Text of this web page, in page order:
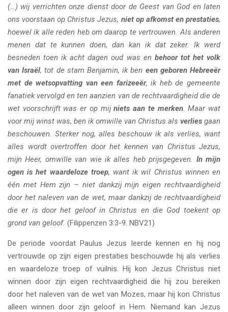
(…) wij verrichten onze dienst door de Geest van God en laten
ons voorstaan op Christus Jezus, niet op afkomst en prestaties,
hoewel ik alle reden heb om daarop te vertrouwen. Als anderen
menen dat te kunnen doen, dan kan ik dat zeker. Ik werd
besneden toen ik acht dagen oud was en behoor tot het volk
van Israël, tot de stam Benjamin, ik ben een geboren Hebreeër
met de wetsopvatting van een farizeeër, ik heb de gemeente
fanatiek vervolgd en ten aanzien van de rechtvaardigheid die de
wet voorschrijft was er op mijniets aan te merken. Maar wat
voor mij winst was, ben ik omwille van Christus als verlies gaan
beschouwen. Sterker nog, alles beschouw ik als verlies, want
alles wordt overtroffen door het kennen van Christus Jezus,
mijn Heer, omwille van wie ik alles heb prijsgegeven. In mijn
ogen is het waardeloze troep, want ik wil Christus winnen en
één met Hem zijn – niet dankzij mijn eigen rechtvaardigheid
door het naleven van de wet, maar dankzij de rechtvaardigheid
die er is door het geloof in Christus en die God toekent op
grond van geloof. (Filippenzen 3:3-9. NBV21)
De periode voordat Paulus Jezus leerde kennen en hij nog
vertrouwde op zijn eigen prestaties beschouwde hij als verlies
en waardeloze troep of vuilnis. Hij kon Jezus Christus niet
winnen door zijn eigen rechtvaardigheid die hij zou bereiken
door het naleven van de wet van Mozes, maar hij kon Christus
alleen winnen door zijn geloof in Hem. Niemand kan Jezus